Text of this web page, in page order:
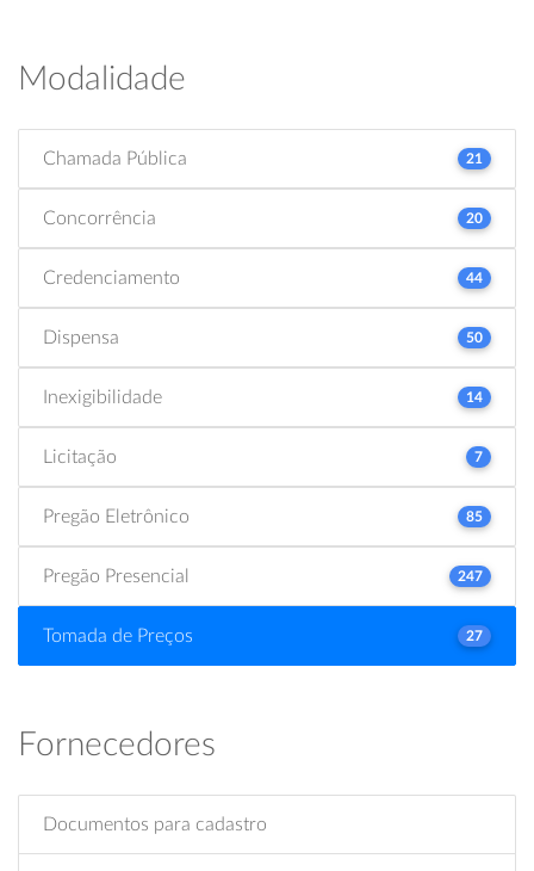
Modalidade
Chamada Pública 21
Concorrência 20
Credenciamento 44
Dispensa 50
Inexigibilidade 14
Licitação 7
Pregão Eletrônico 85
Pregão Presencial 247
Tomada de Preços 27
Fornecedores
Documentos para cadastro